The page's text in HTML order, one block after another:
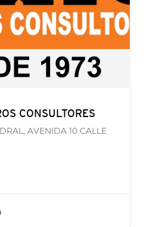
CONSULTORES
AVENIDA 10 CALLE